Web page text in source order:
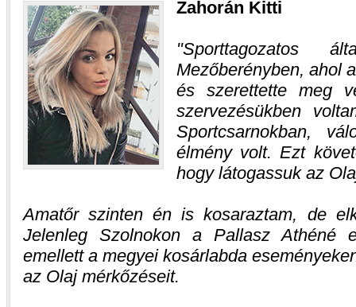
Zahorán Kitti
Sporttagozatos
Mezőberényben, ahol
és szerettette meg
szervezésükben
Sportcsarnokban,
élmény volt. Ezt
hogy látogassuk az
Amatőr szinten én is kosaraztam, de
Jelenleg Szolnokon a Pallasz Athéné
emellett a megyei kosárlabda
az Olaj mérkőzéseit.